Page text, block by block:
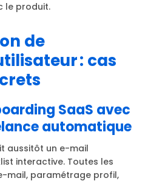
le produit.
de
: cas
SaaS avec
automatique
aussitôt un e-mail
interactive. Toutes les
mail, paramétrage profil,